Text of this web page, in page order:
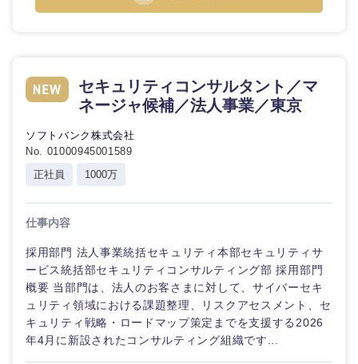
セキュリティコンサルタント／マ
ネージャ候補／法人事業／東京
ソフトバンク株式会社
No. 01000945001589
正社員
1000万
仕事内容
採用部門 法人事業統括セキュリティ本部セキュリティサ
ービス統括部セキュリティコンサルティング部 採用部門
概要 当部門は、法人のお客さまに対して、サイバーセキ
ュリティ領域における課題整理、リスクアセスメント、セ
キュリティ戦略・ロードマップ策定までを支援する2026
年4月に新設されたコンサルティング組織です...